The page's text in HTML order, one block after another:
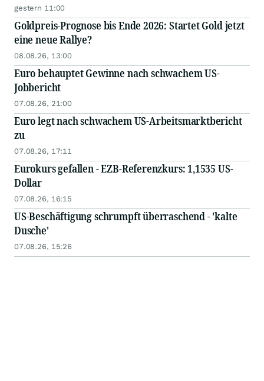
gestern 11:00
Goldpreis-Prognose bis Ende 2026: Startet Gold jetzt
eine neue Rallye?
08.08.26, 13:00
Euro behauptet Gewinne nach schwachem US-
Jobbericht
07.08.26, 21:00
Euro legt nach schwachem US-Arbeitsmarktbericht
zu
07.08.26, 17:11
Eurokurs gefallen - EZB-Referenzkurs: 1,1535 US-
Dollar
07.08.26, 16:15
US-Beschäftigung schrumpft überraschend - 'kalte
Dusche'
07.08.26, 15:26